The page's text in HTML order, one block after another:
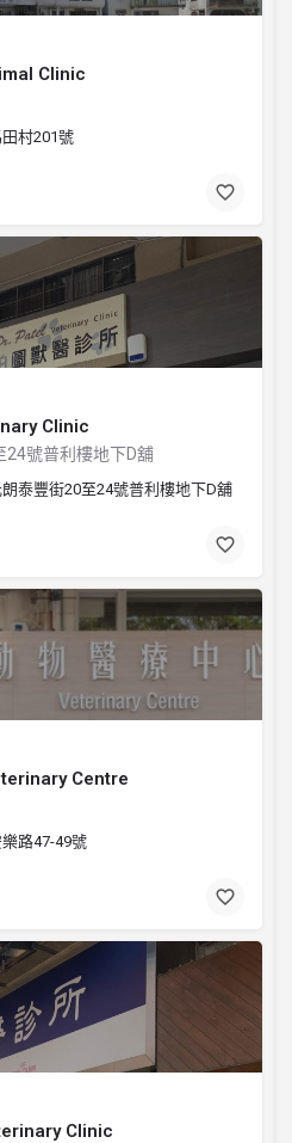
Clinic
村201號
Clinic
24號普利樓地下D舖
泰豐街20至24號普利樓地下D舖
Centre
路47-49號
Clinic